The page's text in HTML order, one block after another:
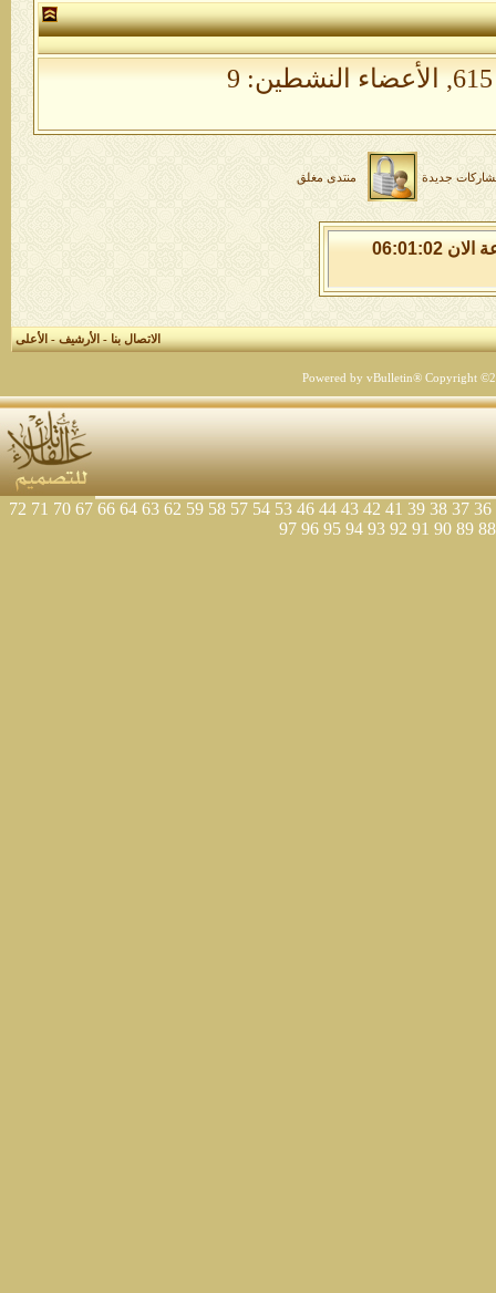
الأعضاء النشطين: 9
جديدة منتدى مغلق
السبت 8 من اغسطس 2026 , الساعة الان 06:01:03
الاتصال بنا-الأرشيف-الأعلى
Powered by vBulletin® Copyright
36
37
38
39
41
42
43
44
46
53
54
57
58
59
62
63
64
66
67
70
71
72
88
89
90
91
92
93
94
95
96
97